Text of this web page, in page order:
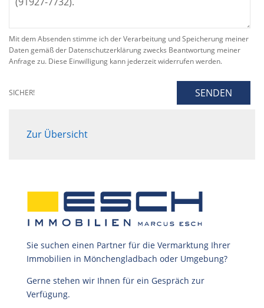
Mit dem Absenden stimme ich der Verarbeitung und Speicherung meiner
Daten gemäß der Datenschutzerklärung zwecks Beantwortung meiner
Anfrage zu. Diese Einwilligung kann jederzeit widerrufen werden.
SICHER! SENDEN
Zur Übersicht
Sie suchen einen Partner für die Vermarktung Ihrer
Immobilien in Mönchengladbach oder Umgebung?
Gerne stehen wir Ihnen für ein Gespräch zur
Verfügung.